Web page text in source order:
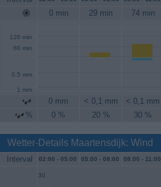
0 min 29 min 74 min
60 min
120 min
0.5 mm
1 mm
0 mm < 0,1 mm < 0,1 mm
%
0 % 20 % 30 %
Wetter-Details Maartensdijk: Wind
Interval 02:00 - 05:00 05:00 - 08:00 08:00 - 11:00
30